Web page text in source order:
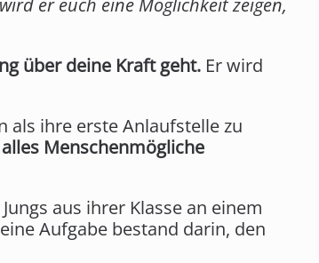
er euch eine Möglichkeit zeigen,
über deine Kraft geht. Er wird
als ihre erste Anlaufstelle zu
Menschenmögliche
aus ihrer Klasse an einem
Aufgabe bestand darin, den